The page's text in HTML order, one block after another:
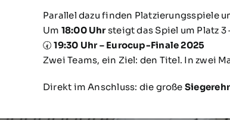
Parallel dazu finden Platzierungsspiele
Um 18:00 Uhrsteigt das Spiel um Platz
🕢19:30 Uhr – Eurocup-Finale 2025
Zwei Teams, ein Ziel: den Titel. In zwei
Direkt im Anschluss: die große